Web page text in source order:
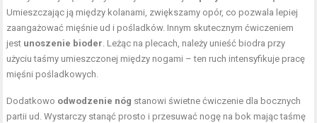
Umieszczając ją między kolanami, zwiększamy opór, co pozwala lepiej
zaangażować mięśnie ud i pośladków. Innym skutecznym ćwiczeniem
jest unoszenie bioder. Leżąc na plecach, należy unieść biodra przy
użyciu taśmy umieszczonej między nogami – ten ruch intensyfikuje pracę
mięśni pośladkowych.
Dodatkowo odwodzenie nóg stanowi świetne ćwiczenie dla bocznych
partii ud. Wystarczy stanąć prosto i przesuwać nogę na bok mając taśmę